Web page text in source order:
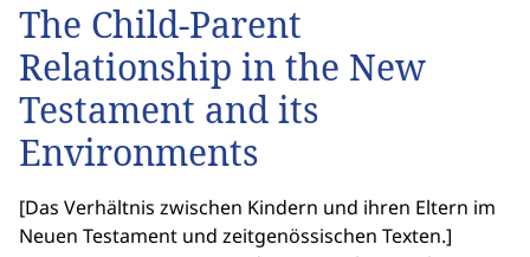
The Child-Parent
Relationship in the New
Testament and its
Environments
[Das Verhältnis zwischen Kindern und ihren Eltern im
Neuen Testament und zeitgenössischen Texten.]